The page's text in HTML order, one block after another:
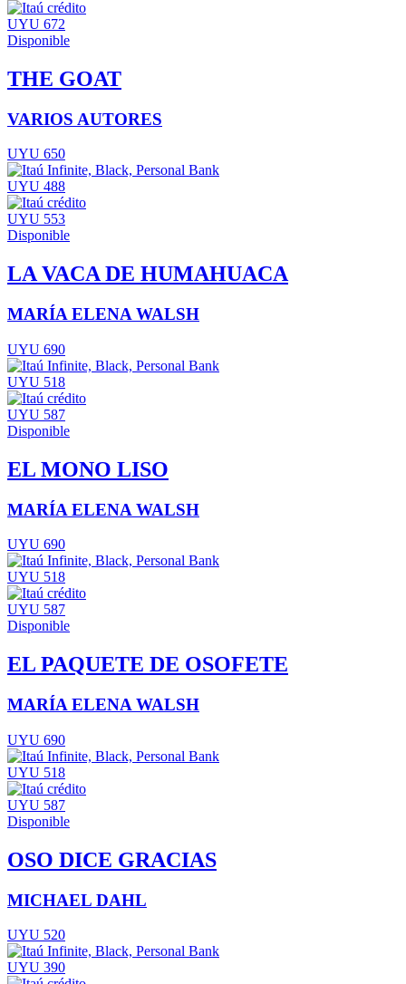
UYU 672
Disponible
THE GOAT
VARIOS AUTORES
UYU 650
UYU 488
UYU 553
Disponible
LA VACA DE HUMAHUACA
MARÍA ELENA WALSH
UYU 690
UYU 518
UYU 587
Disponible
EL MONO LISO
MARÍA ELENA WALSH
UYU 690
UYU 518
UYU 587
Disponible
EL PAQUETE DE OSOFETE
MARÍA ELENA WALSH
UYU 690
UYU 518
UYU 587
Disponible
OSO DICE GRACIAS
MICHAEL DAHL
UYU 520
UYU 390